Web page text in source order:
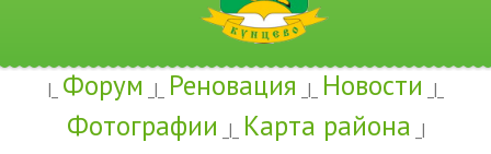
|_ Форум _|_ Реновация _|_ Новости _|_
Фотографии _|_ Карта района _|